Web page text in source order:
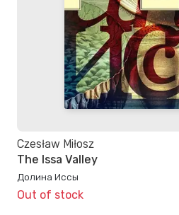
Czesław Miłosz
The Issa Valley
Долина Иссы
Out of stock